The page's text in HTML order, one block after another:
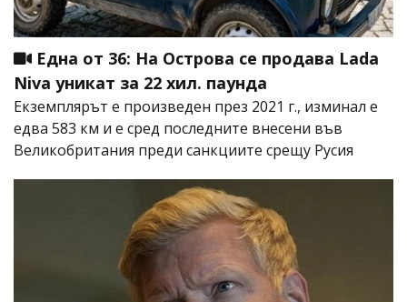
Една от 36: На Острова се продава Lada
Niva уникат за 22 хил. паунда
Екземплярът е произведен през 2021 г., изминал е
едва 583 км и е сред последните внесени във
Великобритания преди санкциите срещу Русия